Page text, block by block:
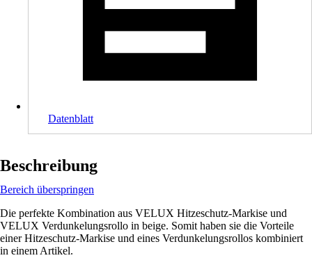
Datenblatt
Beschreibung
Bereich überspringen
Die perfekte Kombination aus VELUX Hitzeschutz-Markise und
VELUX Verdunkelungsrollo in beige. Somit haben sie die Vorteile
einer Hitzeschutz-Markise und eines Verdunkelungsrollos kombiniert
in einem Artikel.